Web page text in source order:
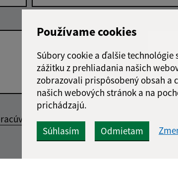
Používame cookies
Súbory cookie a ďalšie
zážitku z prehliadania našich
zobrazovali prispôsobený obsah a
našich webových stránok a na
prichádzajú.
Súhlasím Odmietam
osobných
správu